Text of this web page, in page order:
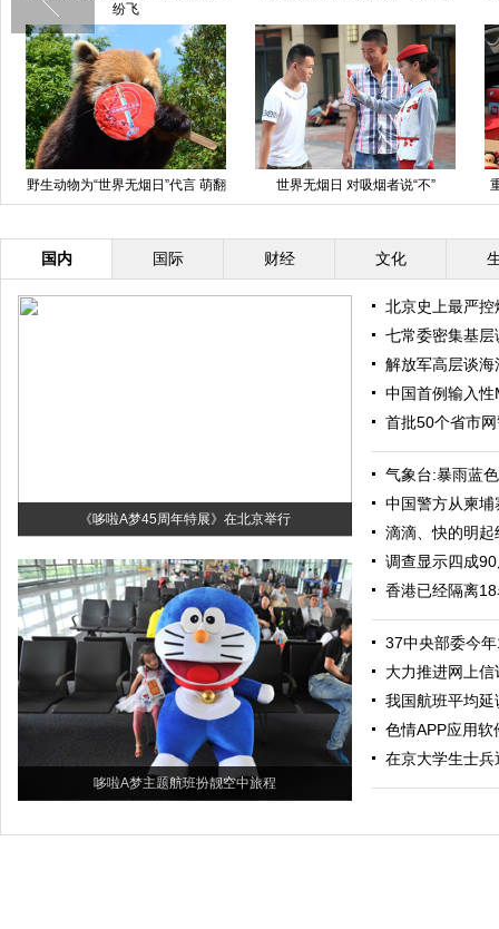
纷飞
野生动物为“世界无烟日”代言 萌翻
网友
世界无烟日 对吸烟者说“不”
国内 国际 财经 文化
《哆啦A梦45周年特展》在北京举行
哆啦A梦主题航班扮靓空中旅程
北京史上最严
七常委密集基
解放军高层谈
中国首例输入
首批50个省市
气象台:暴雨蓝
中国警方从柬
滴滴、快的明
调查显示四成90
香港已经隔离
37中央部委今
大力推进网上信
我国航班平均
色情APP应用软
在京大学生士